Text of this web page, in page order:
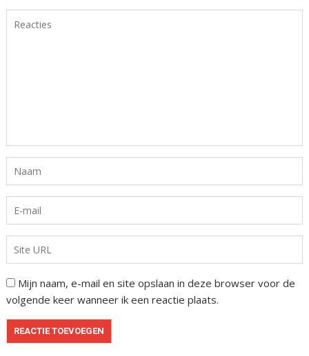
Mijn naam, e-mail en site opslaan in deze browser voor de
volgende keer wanneer ik een reactie plaats.